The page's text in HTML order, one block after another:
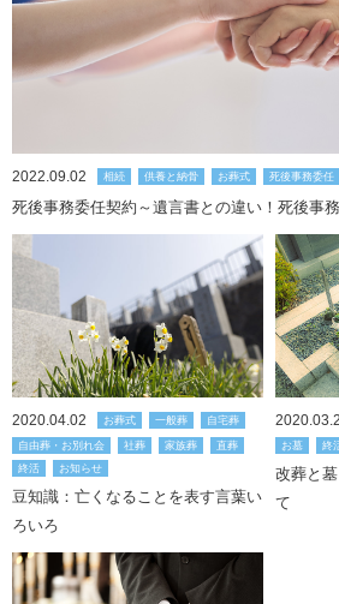
2022.09.02 相続 供養と納骨 お葬式 死後事務委任
死後事務委任契約～遺言書との違い！死後事
2020.04.02 お葬式 一般葬 自宅葬
自由葬・お別れ会 社葬 家族葬
直葬
終活
お知らせ
豆知識：亡くなることを表す言葉い
ろいろ
お墓 終
改葬と
て